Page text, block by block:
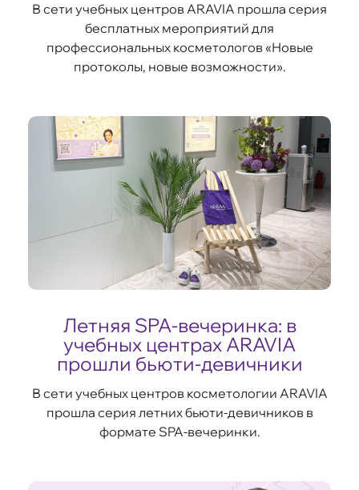
В сети учебных центров ARAVIA прошла серия
бесплатных мероприятий для
профессиональных косметологов«Новые
протоколы, новые возможности».
Летняя SPA-вечеринка: в
учебных центрах ARAVIA
прошли бьюти-девичники
В сети учебных центров косметологии ARAVIA
прошла серия летних бьюти-девичников в
формате SPA-вечеринки.